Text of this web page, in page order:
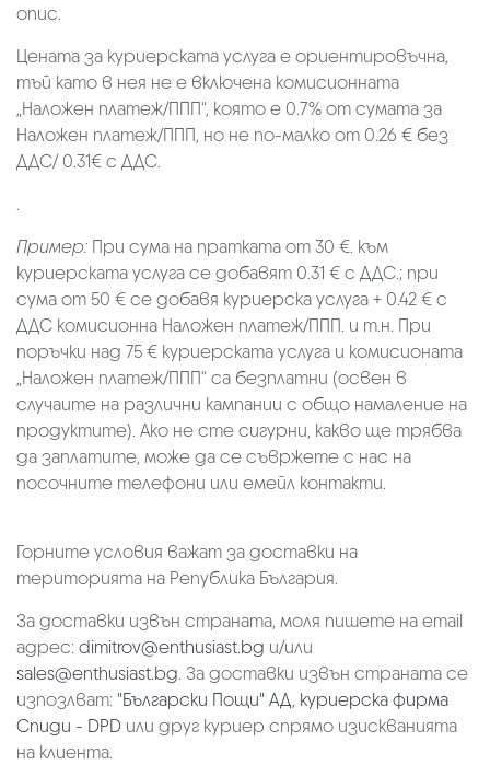
опис.
Цената за куриерската услуга е ориентировъчна,
тъй като в нея не е включена комисионната
„Наложен платеж/ППП“, която е 0.7% от сумата за
Наложен платеж/ППП, но не по-малко от 0.26 € без
ДДС/ 0.31€ с ДДС.
.
Пример: При сума на пратката от 30 €. към
куриерската услуга се добавят 0.31 € с ДДС.; при
сума от 50 € се добавя куриерска услуга + 0.42 € с
ДДС комисионна Наложен платеж/ППП. и т.н. При
поръчки над 75 € куриерската услуга и комисионата
„Наложен платеж/ППП“ са безплатни (освен в
случаите на различни кампании с общо намаление на
продуктите). Ако не сте сигурни, какво ще трябва
да заплатите, може да се съвржете с нас на
посочните телефони или емейл контакти.
Горните условия важат за доставки на
територията на Република България.
За доставки извън страната, моля пишете на email
адрес: dimitrov@enthusiast.bg и/или
sales@enthusiast.bg. За доставки извън страната се
изпозлват: "Български Пощи" АД, куриерска фирма
Спиди - DPD или друг куриер спрямо изискванията
на клиента.